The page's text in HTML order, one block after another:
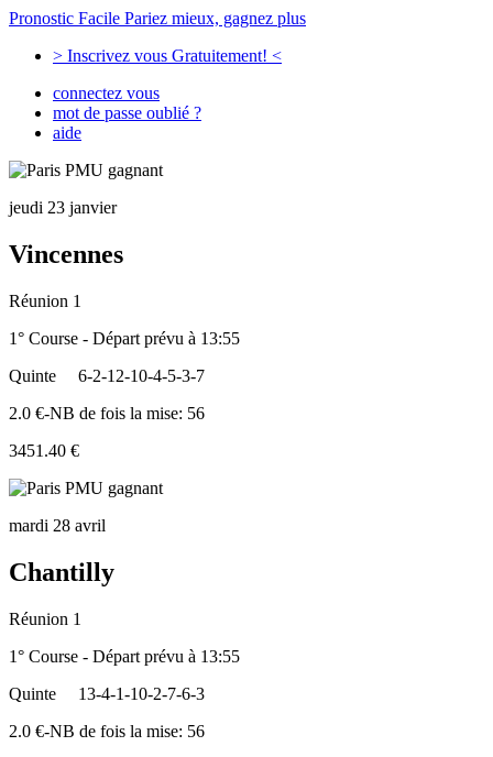
Pronostic Facile Pariez mieux, gagnez plus
> Inscrivez vous Gratuitement! <
connectez vous
mot de passe oublié ?
aide
jeudi 23 janvier
Vincennes
Réunion 1
1° Course - Départ prévu à 13:55
Quinte
6-2-12-10-4-5-3-7
2.0 €-NB de fois la mise: 56
3451.40 €
mardi 28 avril
Chantilly
Réunion 1
1° Course - Départ prévu à 13:55
Quinte
13-4-1-10-2-7-6-3
2.0 €-NB de fois la mise: 56